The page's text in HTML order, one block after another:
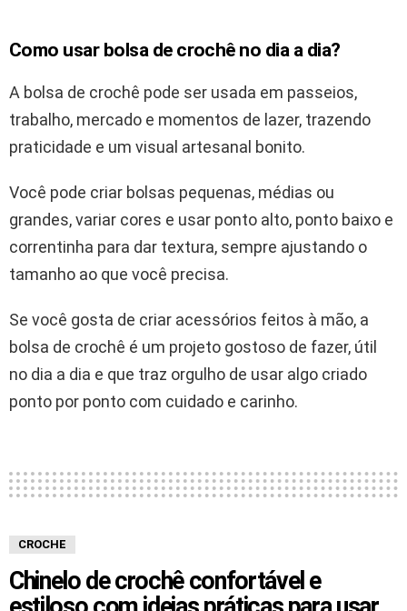
Como usar bolsa de crochê no dia a dia?
A bolsa de crochê pode ser usada em passeios,
trabalho, mercado e momentos de lazer, trazendo
praticidade e um visual artesanal bonito.
Você pode criar bolsas pequenas, médias ou
grandes, variar cores e usar ponto alto, ponto baixo e
correntinha para dar textura, sempre ajustando o
tamanho ao que você precisa.
Se você gosta de criar acessórios feitos à mão, a
bolsa de crochê é um projeto gostoso de fazer, útil
no dia a dia e que traz orgulho de usar algo criado
ponto por ponto com cuidado e carinho.
CROCHE
Chinelo de crochê confortável e